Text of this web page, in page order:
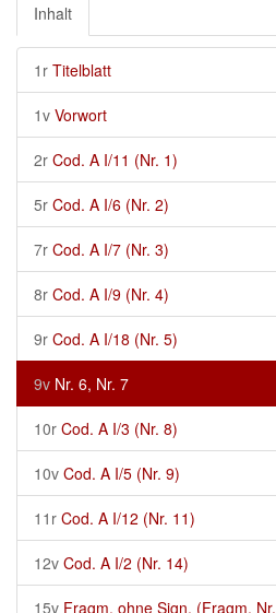
Inhalt
1r Titelblatt
1v Vorwort
2r Cod. A I/11 (Nr. 1)
5r Cod. A I/6 (Nr. 2)
7r Cod. A I/7 (Nr. 3)
8r Cod. A I/9 (Nr. 4)
9r Cod. A I/18 (Nr. 5)
9v Nr. 6, Nr. 7
10r Cod. A I/3 (Nr. 8)
10v Cod. A I/5 (Nr. 9)
11r Cod. A I/12 (Nr. 11)
12v Cod. A I/2 (Nr. 14)
15v Fragm. ohne Sign. (Fragm. Nr.